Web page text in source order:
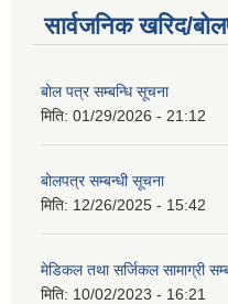
सार्वजनिक खरिद/
बोल पत्र सम्बन्धि सूचना
मिति: 01/29/2026 - 21:12
बोलपत्र सम्बन्धी सूचना
मिति: 12/26/2025 - 15:42
मेडिकल तथा सर्जिकल सामाग्री
मिति: 10/02/2023 - 16:21